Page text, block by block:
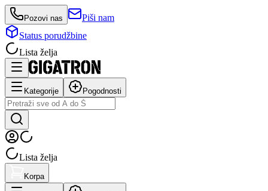
Pozovi nas
Piši nam
Status porudžbine
Lista želja
Kategorije Pogodnosti
Lista želja
Korpa